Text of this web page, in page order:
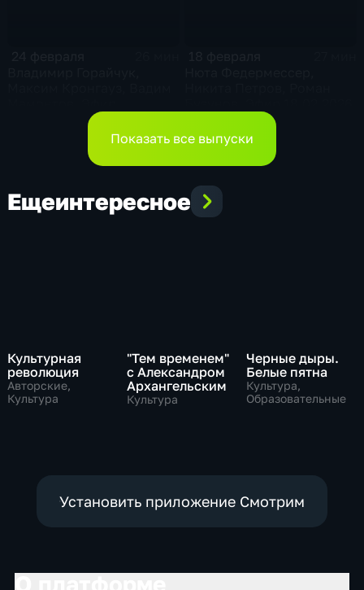
Показать все выпуски
Ещеинтересное
Культурная
революция
Авторские,
Культура
"Тем временем"
с Александром
Архангельским
Культура
Черные дыры.
Белые пятна
Культура,
Образовательные
Установить приложение Смотрим